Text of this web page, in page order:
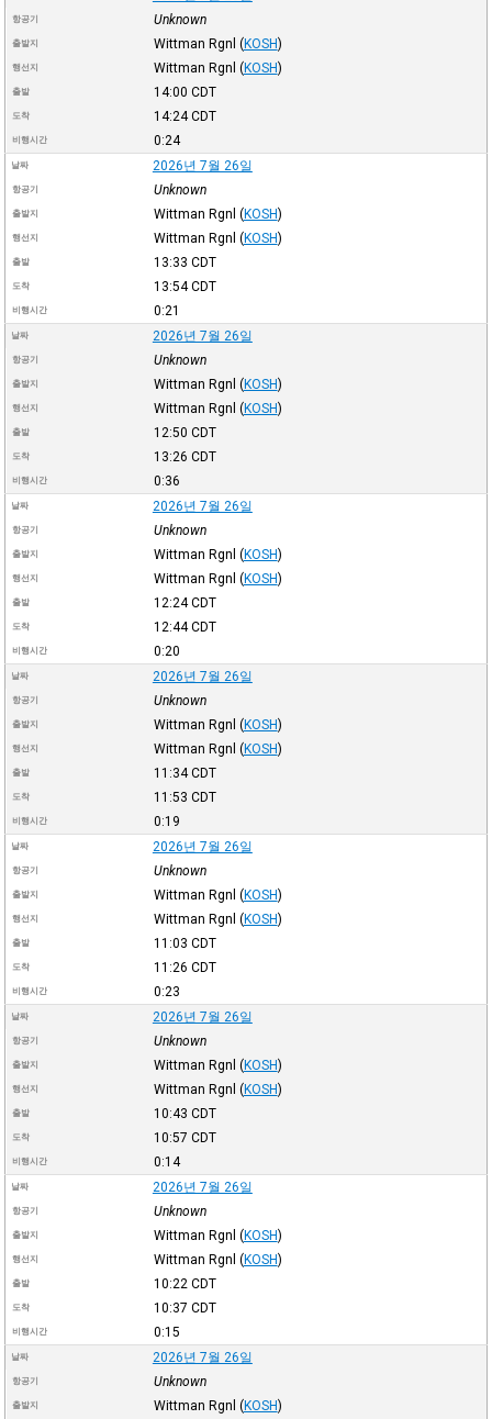
항공기 Unknown
출발지 Wittman Rgnl (KOSH)
행선지 Wittman Rgnl (KOSH)
출발 14:00 CDT
도착 14:24CDT
비행시간 0:24
날짜 2026년 7월 26일
항공기 Unknown
출발지 Wittman Rgnl (KOSH)
행선지 Wittman Rgnl (KOSH)
출발 13:33 CDT
도착 13:54CDT
비행시간 0:21
날짜 2026년 7월 26일
항공기 Unknown
출발지 Wittman Rgnl (KOSH)
행선지 Wittman Rgnl (KOSH)
출발 12:50 CDT
도착 13:26 CDT
비행시간 0:36
날짜 2026년 7월 26일
항공기 Unknown
출발지 Wittman Rgnl (KOSH)
행선지 Wittman Rgnl (KOSH)
출발 12:24CDT
도착 12:44CDT
비행시간 0:20
날짜 2026년 7월 26일
항공기 Unknown
출발지 Wittman Rgnl (KOSH)
행선지 Wittman Rgnl (KOSH)
출발 11:34CDT
도착 11:53 CDT
비행시간 0:19
날짜 2026년 7월 26일
항공기 Unknown
출발지 Wittman Rgnl (KOSH)
행선지 Wittman Rgnl (KOSH)
출발 11:03 CDT
도착 11:26 CDT
비행시간 0:23
날짜 2026년 7월 26일
항공기 Unknown
출발지 Wittman Rgnl (KOSH)
행선지 Wittman Rgnl (KOSH)
출발 10:43 CDT
도착 10:57 CDT
비행시간 0:14
날짜 2026년 7월 26일
항공기 Unknown
출발지 Wittman Rgnl (KOSH)
행선지 Wittman Rgnl (KOSH)
출발 10:22 CDT
도착 10:37 CDT
비행시간 0:15
날짜 2026년 7월 26일
항공기 Unknown
출발지 Wittman Rgnl (KOSH)